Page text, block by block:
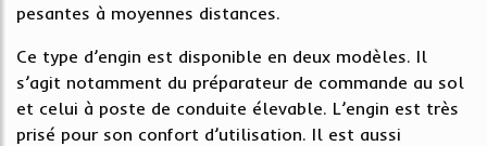
pesantes à moyennes distances.
Ce type d’engin est disponible en deux modèles. Il
s’agit notamment du préparateur de commande au sol
et celui à poste de conduite élevable. L’engin est très
prisé pour son confort d’utilisation. Il est aussi